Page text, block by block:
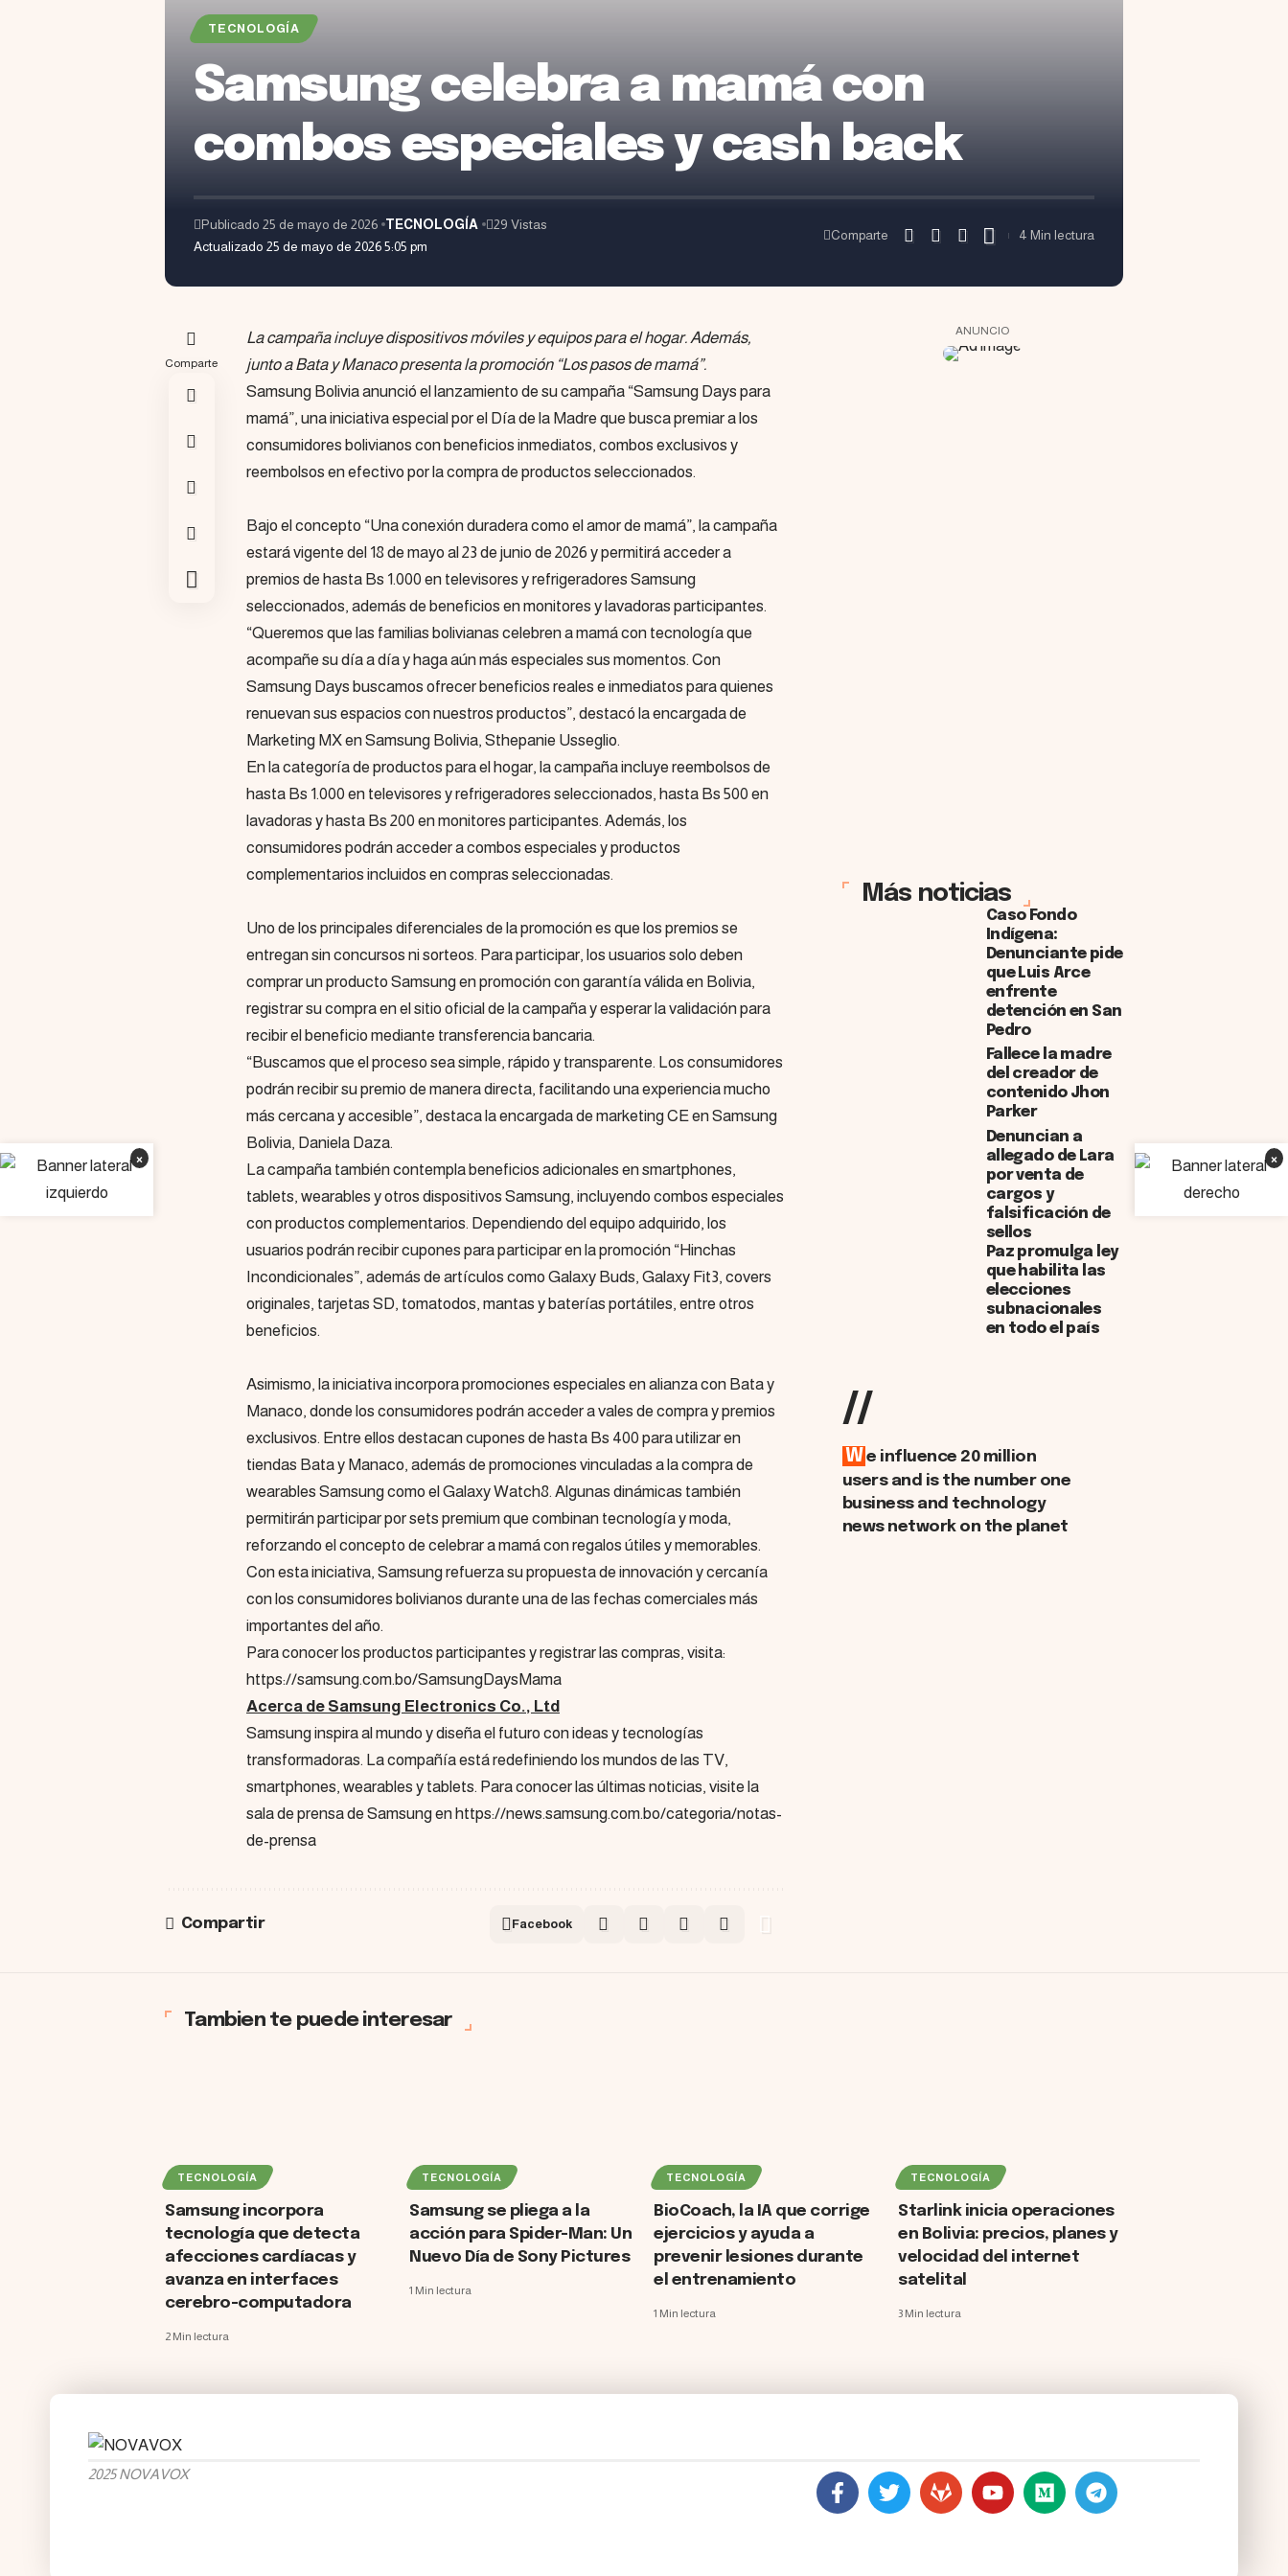
× ×
TECNOLOGÍA
Samsung celebra a mamá con
combos especiales y cash back
Actualizado 25 de mayo de 2026 5:05 pm
Publicado 25 de mayo de 2026 TECNOLOGÍA 29 Vistas
Comparte 4 Min lectura
Comparte
La campaña incluye dispositivos móviles y equipos para el hogar. Además,
junto a Bata y Manaco presenta la promoción “Los pasos de mamá”.
Samsung Bolivia anunció el lanzamiento de su campaña “Samsung Days para
mamá”, una iniciativa especial por el Día de la Madre que busca premiar a los
consumidores bolivianos con beneficios inmediatos, combos exclusivos y
reembolsos en efectivo por la compra de productos seleccionados.
Bajo el concepto “Una conexión duradera como el amor de mamá”, la campaña
estará vigente del 18 de mayo al 23 de junio de 2026 y permitirá acceder a
premios de hasta Bs 1.000 en televisores y refrigeradores Samsung
seleccionados, además de beneficios en monitores y lavadoras participantes.
“Queremos que las familias bolivianas celebren a mamá con tecnología que
acompañe su día a día y haga aún más especiales sus momentos. Con
Samsung Days buscamos ofrecer beneficios reales e inmediatos para quienes
renuevan sus espacios con nuestros productos”, destacó la encargada de
Marketing MX en Samsung Bolivia, Sthepanie Usseglio.
En la categoría de productos para el hogar, la campaña incluye reembolsos de
hasta Bs 1.000 en televisores y refrigeradores seleccionados, hasta Bs 500 en
lavadoras y hasta Bs 200 en monitores participantes. Además, los
consumidores podrán acceder a combos especiales y productos
complementarios incluidos en compras seleccionadas.
Uno de los principales diferenciales de la promoción es que los premios se
entregan sin concursos ni sorteos. Para participar, los usuarios solo deben
comprar un producto Samsung en promoción con garantía válida en Bolivia,
registrar su compra en el sitio oficial de la campaña y esperar la validación para
recibir el beneficio mediante transferencia bancaria.
“Buscamos que el proceso sea simple, rápido y transparente. Los consumidores
podrán recibir su premio de manera directa, facilitando una experiencia mucho
más cercana y accesible”, destaca la encargada de marketing CE en Samsung
Bolivia, Daniela Daza.
La campaña también contempla beneficios adicionales en smartphones,
tablets, wearables y otros dispositivos Samsung, incluyendo combos especiales
con productos complementarios. Dependiendo del equipo adquirido, los
usuarios podrán recibir cupones para participar en la promoción “Hinchas
Incondicionales”, además de artículos como Galaxy Buds, Galaxy Fit3, covers
originales, tarjetas SD, tomatodos, mantas y baterías portátiles, entre otros
beneficios.
Asimismo, la iniciativa incorpora promociones especiales en alianza con Bata y
Manaco, donde los consumidores podrán acceder a vales de compra y premios
exclusivos. Entre ellos destacan cupones de hasta Bs 400 para utilizar en
tiendas Bata y Manaco, además de promociones vinculadas a la compra de
wearables Samsung como el Galaxy Watch8. Algunas dinámicas también
permitirán participar por sets premium que combinan tecnología y moda,
reforzando el concepto de celebrar a mamá con regalos útiles y memorables.
Con esta iniciativa, Samsung refuerza su propuesta de innovación y cercanía
con los consumidores bolivianos durante una de las fechas comerciales más
importantes del año.
Para conocer los productos participantes y registrar las compras, visita:
https://samsung.com.bo/SamsungDaysMama
Acerca de Samsung Electronics Co., Ltd
Samsung inspira al mundo y diseña el futuro con ideas y tecnologías
transformadoras. La compañía está redefiniendo los mundos de las TV,
smartphones, wearables y tablets. Para conocer las últimas noticias, visite la
sala de prensa de Samsung enhttps://news.samsung.com.bo/categoria/notas-
de-prensa
Compartir Facebook
ANUNCIO
Más noticias
Caso Fondo
Indígena:
Denunciante pide
que Luis Arce
enfrente
detención en San
Pedro
Fallece la madre
del creador de
contenido Jhon
Parker
Denuncian a
allegado de Lara
por venta de
cargos y
falsificación de
sellos
Paz promulga ley
que habilita las
elecciones
subnacionales
en todo el país
//
W e influence 20 million
users and is the number one
business and technology
news network on the planet
Tambien te puede interesar
TECNOLOGÍA
Samsung incorpora
tecnología que detecta
afecciones cardíacas y
avanza en interfaces
cerebro-computadora
2 Min lectura
TECNOLOGÍA
Samsung se pliega a la
acción para Spider-Man: Un
Nuevo Día de Sony Pictures
1 Min lectura
TECNOLOGÍA
BioCoach, la IA que corrige
ejercicios y ayuda a
prevenir lesiones durante
el entrenamiento
1 Min lectura
TECNOLOGÍA
Starlink inicia operaciones
en Bolivia: precios, planes y
velocidad del internet
satelital
3 Min lectura
2025 NOVAVOX